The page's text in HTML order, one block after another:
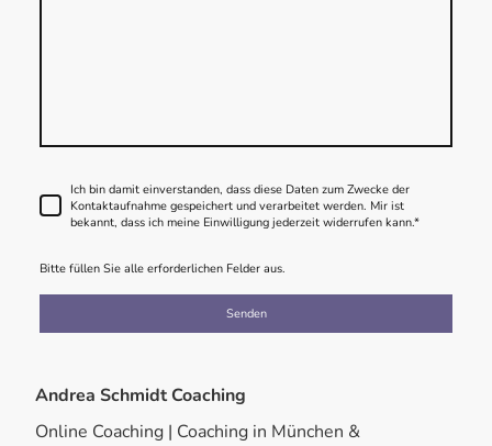
Ich bin damit einverstanden, dass diese Daten zum Zwecke der
Kontaktaufnahme gespeichert und verarbeitet werden. Mir ist
bekannt, dass ich meine Einwilligung jederzeit widerrufen kann.*
Bitte füllen Sie alle erforderlichen Felder aus.
Senden
Andrea Schmidt Coaching
Online Coaching | Coaching in München &